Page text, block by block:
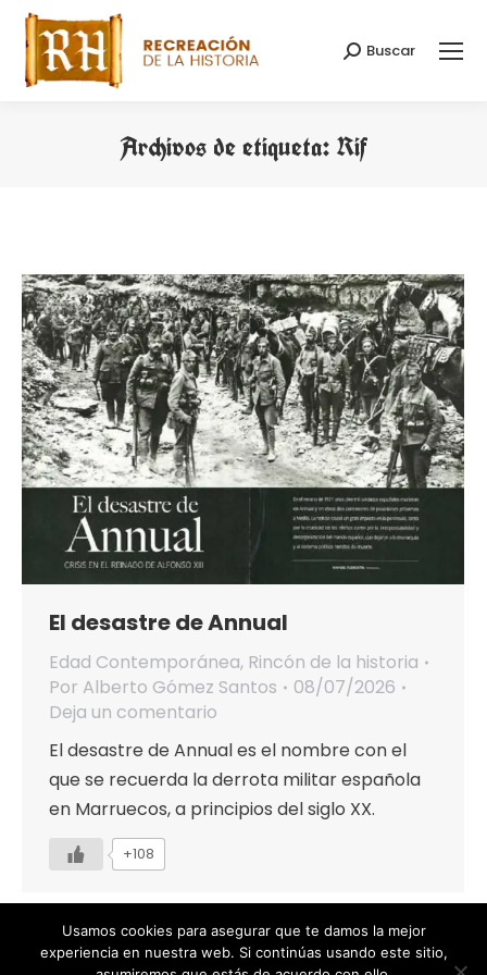
Buscar:
Buscar
Archivos de etiqueta: Rif
El desastre de Annual
Edad Contemporánea, Rincón de la historia
Por Alberto Gómez Santos
08/07/2026
Deja un comentario
El desastre de Annual es el nombre con el
que se recuerda la derrota militar española
en Marruecos, a principios del siglo XX.
+108
Usamos cookies para asegurar que te damos la mejor
experiencia en nuestra web. Si continúas usando este sitio,